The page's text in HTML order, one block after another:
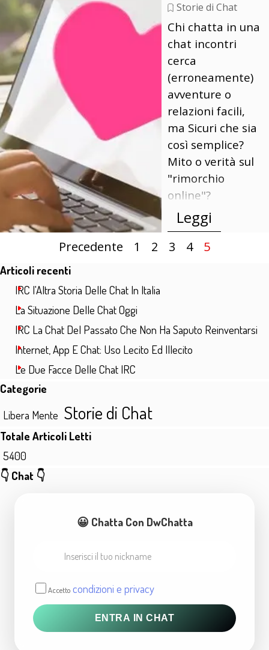
Storie di Chat
Chi chatta in una
chat incontri
cerca
(erroneamente)
avventure o
relazioni facili,
ma Sicuri che sia
così semplice?
Mito o verità sul
"rimorchio
online"?
Leggi
Precedente Vai a pagina:
1 Vai a pagina:
2 Vai a pagina:
3 Vai a pagina:
4 Pagina
5
Salta blocco Articoli recenti
Articoli recenti
IRC l'Altra Storia Delle Chat In Italia
La Situazione Delle Chat Oggi
IRC La Chat Del Passato Che Non Ha Saputo Reinventarsi
Internet, App E Chat: Uso Lecito Ed Illecito
Le Due Facce Delle Chat IRC
Salta blocco Categorie
Categorie
Libera Mente Storie di Chat
Salta blocco Totale Articoli Letti
Totale Articoli Letti
5400
Salta blocco 👇 Chat 👇
👇 Chat 👇
😀 Chatta Con DwChatta
Accetto condizioni e privacy
ENTRA IN CHAT